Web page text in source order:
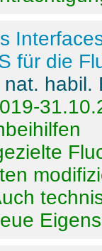
für die
nat.